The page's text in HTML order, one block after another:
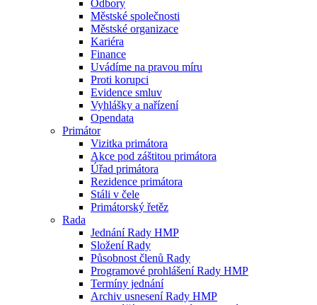
Odbory
Městské společnosti
Městské organizace
Kariéra
Finance
Uvádíme na pravou míru
Proti korupci
Evidence smluv
Vyhlášky a nařízení
Opendata
Primátor
Vizitka primátora
Akce pod záštitou primátora
Úřad primátora
Rezidence primátora
Stáli v čele
Primátorský řetěz
Rada
Jednání Rady HMP
Složení Rady
Působnost členů Rady
Programové prohlášení Rady HMP
Termíny jednání
Archiv usnesení Rady HMP